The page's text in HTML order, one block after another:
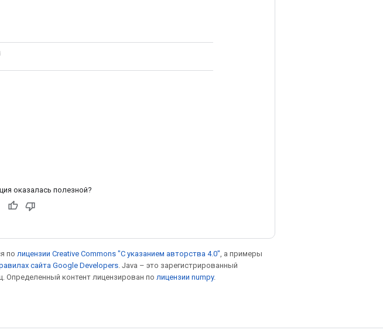
оказалась полезной?
по лицензии Creative Commons "С указанием авторства 4.0" , а примеры
сайта Google Developers . Java – это зарегистрированный
Определенный контент лицензирован по лицензии numpy.